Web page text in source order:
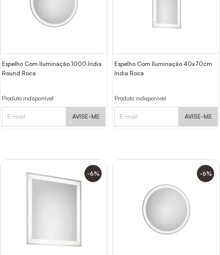
Espelho Com Iluminação 1000 Iridia
Round Roca
Produto indisponível
AVISE-ME
Espelho Com Iluminação 40x70cm
Iridia Roca
Produto indisponível
AVISE-ME
-6% -6%